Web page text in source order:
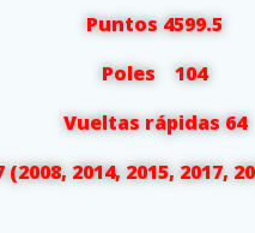
Puntos 4599.5
Poles 104
Vueltas rápidas 64
2014, 2015, 2017,